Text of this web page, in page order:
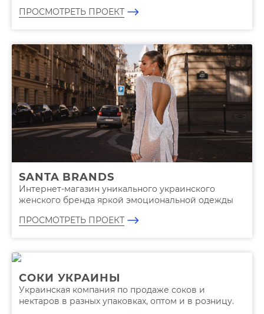
ПРОСМОТРЕТЬ ПРОЕКТ
SANTA BRANDS
Интернет-магазин уникального украинского
женского бренда яркой эмоциональной одежды
ПРОСМОТРЕТЬ ПРОЕКТ
СОКИ УКРАИНЫ
Украинская компания по продаже соков и
нектаров в разных упаковках, оптом и в розницу.